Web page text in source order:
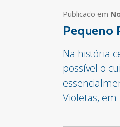
Publicado em
Pequeno
Na história
possível o
Violetas,